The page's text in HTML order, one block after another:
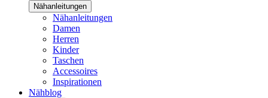
Nähanleitungen
Nähanleitungen
Damen
Herren
Kinder
Taschen
Accessoires
Inspirationen
Nähblog